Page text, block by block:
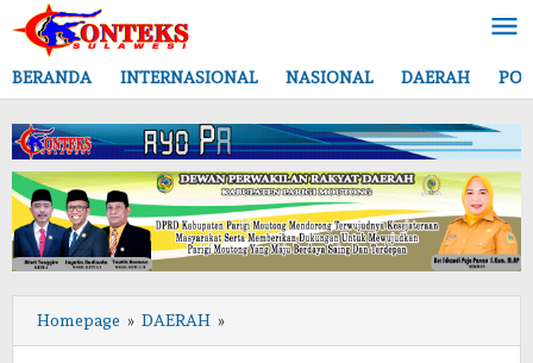
Lewati
ke
konten
BERANDA
INTERNASIONAL NASIONAL DAERAH
Homepage » DAERAH »
Catatan